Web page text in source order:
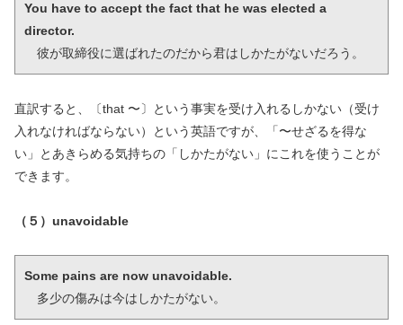
You have to accept the fact that he was elected a
director.
彼が取締役に選ばれたのだから君はしかたがないだろう。
直訳すると、〔that 〜〕という事実を受け入れるしかない（受け
入れなければならない）という英語ですが、「〜せざるを得な
い」とあきらめる気持ちの「しかたがない」にこれを使うことが
できます。
（５）unavoidable
Some pains are now unavoidable.
多少の傷みは今はしかたがない。